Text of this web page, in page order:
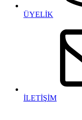
ÜYELİK
İLETİŞİM